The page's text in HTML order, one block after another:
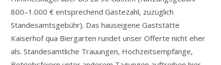
800–1.000 € entsprechend Gästezahl, zuzüglich
Standesamtsgebühr). Das hauseigene Gaststätte
Kaiserhof qua Biergarten rundet unser Offerte nicht eher
als. Standesamtliche Trauungen, Hochzeitsempfänge,